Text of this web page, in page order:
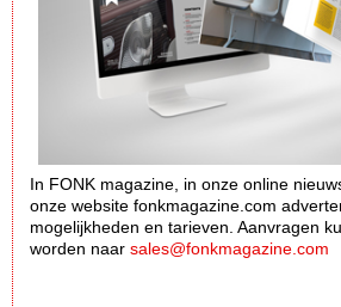
In FONK magazine, in onze online
onze website fonkmagazine.com
mogelijkheden en tarieven. Aanvragen
worden naar sales@fonkmagazine.com